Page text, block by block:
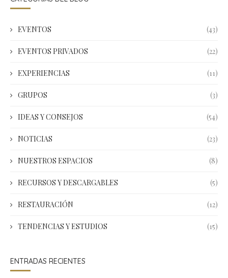
EVENTOS (43)
EVENTOS PRIVADOS (22)
EXPERIENCIAS (11)
GRUPOS (3)
IDEAS Y CONSEJOS (54)
NOTICIAS (23)
NUESTROS ESPACIOS (8)
RECURSOS Y DESCARGABLES (5)
RESTAURACIÓN (12)
TENDENCIAS Y ESTUDIOS (15)
ENTRADAS RECIENTES